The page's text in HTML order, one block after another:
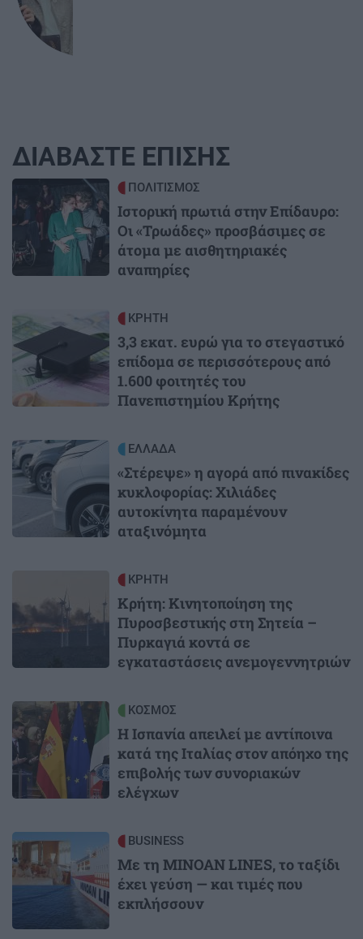
ΔΙΑΒΑΣΤΕ ΕΠΙΣΗΣ
Image ΠΟΛΙΤΙΣΜΟΣ
Ιστορική πρωτιά στην Επίδαυρο:
Οι «Τρωάδες» προσβάσιμες σε
άτομα με αισθητηριακές
αναπηρίες
Image ΚΡΗΤΗ
3,3 εκατ. ευρώ για το στεγαστικό
επίδομα σε περισσότερους από
1.600 φοιτητές του
Πανεπιστημίου Κρήτης
Image ΕΛΛΑΔΑ
«Στέρεψε» η αγορά από πινακίδες
κυκλοφορίας: Χιλιάδες
αυτοκίνητα παραμένουν
αταξινόμητα
ΚΡΗΤΗ
Κρήτη: Κινητοποίηση της
Πυροσβεστικής στη Σητεία –
Πυρκαγιά κοντά σε
εγκαταστάσεις ανεμογεννητριών
Image ΚΟΣΜΟΣ
Η Ισπανία απειλεί με αντίποινα
κατά της Ιταλίας στον απόηχο της
επιβολής των συνοριακών
ελέγχων
Image BUSINESS
Με τη MINOAN LINES, το ταξίδι
έχει γεύση — και τιμές που
εκπλήσσουν